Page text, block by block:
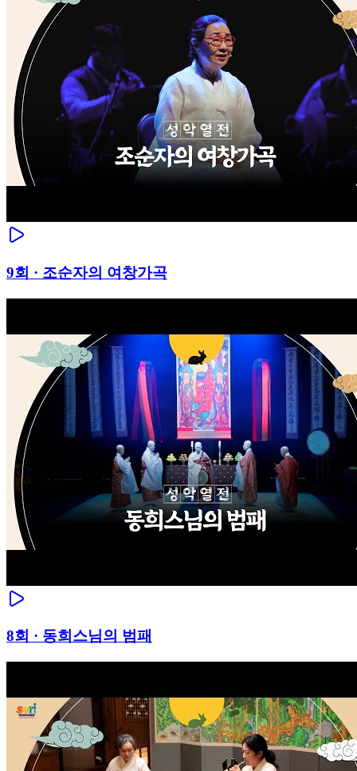
9회 · 조순자의 여창가곡
8회 · 동희스님의 범패